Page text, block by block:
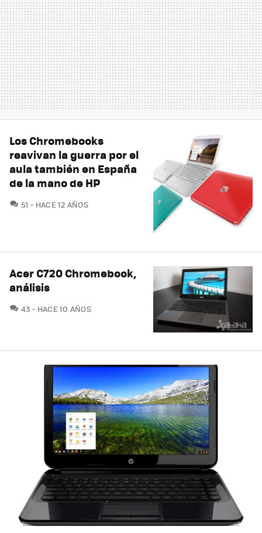
Los Chromebooks
reavivan la guerra por el
aula también en España
de la mano de HP
51 COMENTARIOS
HACE 12 AÑOS
Acer C720 Chromebook,
análisis
43 COMENTARIOS
HACE 10 AÑOS